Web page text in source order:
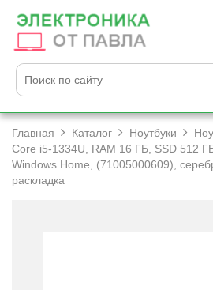
Главная Каталог Ноутбуки
Core i5-1334U, RAM 16 ГБ, SSD 512
Windows Home, (71005000609),
раскладка